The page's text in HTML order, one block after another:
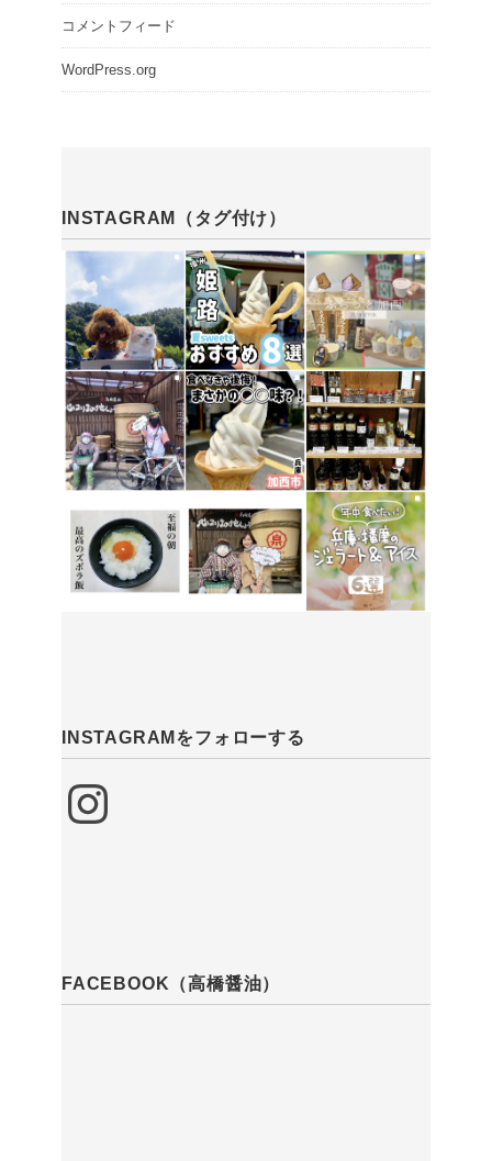
コメントフィード
WordPress.org
INSTAGRAM（タグ付け）
INSTAGRAMをフォローする
Instagram
FACEBOOK（高橋醤油）